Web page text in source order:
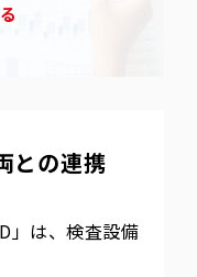
との連携
」は、検査設備